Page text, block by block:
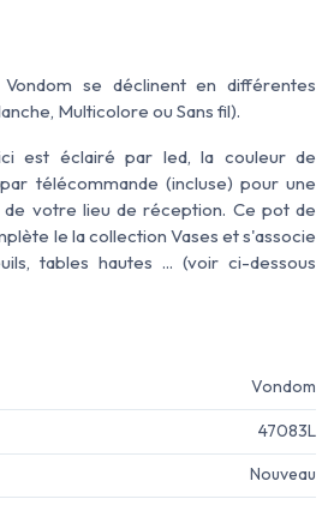
se déclinent en différentes
Multicolore ou Sans fil).
est éclairé par led, la couleur de
télécommande (incluse) pour une
de votre lieu de réception. Ce pot de
le la collection Vases et s'associe
tables hautes ... (voir ci-dessous
Vondom
47083L
Nouveau